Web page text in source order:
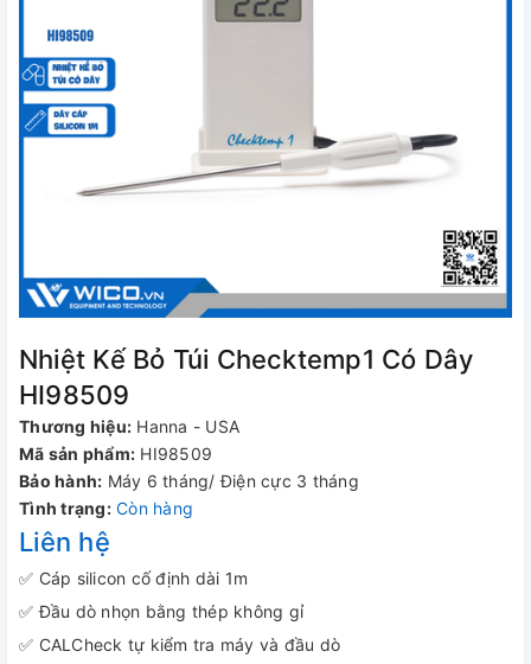
Nhiệt Kế Bỏ Túi Checktemp1 Có Dây
HI98509
Thương hiệu: Hanna - USA
Mã sản phẩm: HI98509
Bảo hành: Máy 6 tháng/ Điện cực 3 tháng
Tình trạng: Còn hàng
Liên hệ
✅ Cáp silicon cố định dài 1m
✅ Đầu dò nhọn bằng thép không gỉ
✅ CALCheck tự kiểm tra máy và đầu dò